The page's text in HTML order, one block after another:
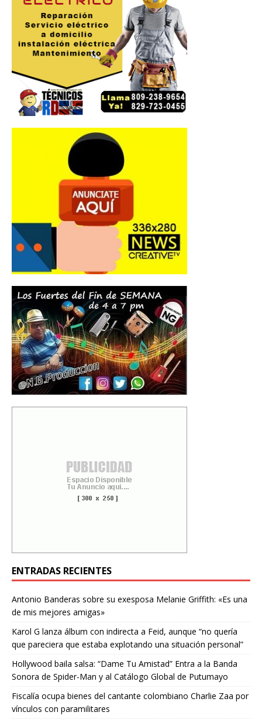
ENTRADAS RECIENTES
Antonio Banderas sobre su exesposa Melanie Griffith: «Es una
de mis mejores amigas»
Karol G lanza álbum con indirecta a Feid, aunque “no quería
que pareciera que estaba explotando una situación personal”
Hollywood baila salsa: “Dame Tu Amistad” Entra a la Banda
Sonora de Spider-Man y al Catálogo Global de Putumayo
Fiscalía ocupa bienes del cantante colombiano Charlie Zaa por
vínculos con paramilitares